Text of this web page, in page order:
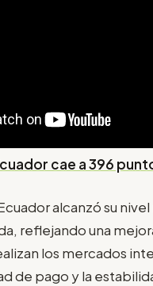
cae a 396
alcanzó su
reflejando una
los mercados
de pago y la